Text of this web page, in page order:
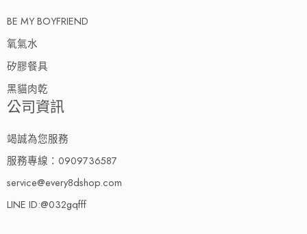
BE MY BOYFRIEND
氧氣水
矽膠餐具
黑貓肉乾
公司資訊
竭誠為您服務
服務專線：0909736587
service@every8dshop.com
LINE ID:@032gqfff